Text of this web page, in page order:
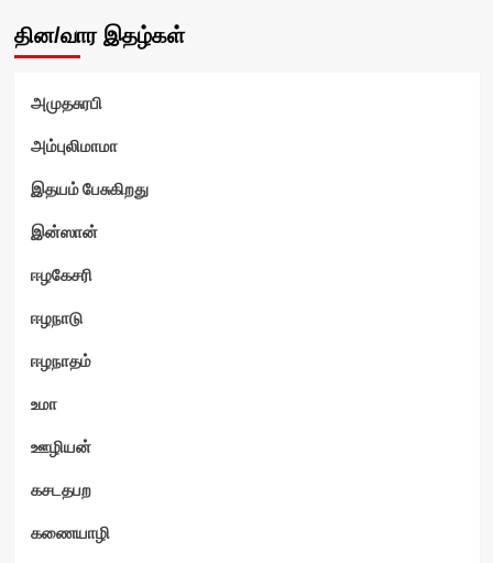
தின/வார இதழ்கள்
அமுதசுரபி
அம்புலிமாமா
இதயம் பேசுகிறது
இன்ஸான்
ஈழகேசரி
ஈழநாடு
ஈழநாதம்
உமா
ஊழியன்
கசடதபற
கணையாழி